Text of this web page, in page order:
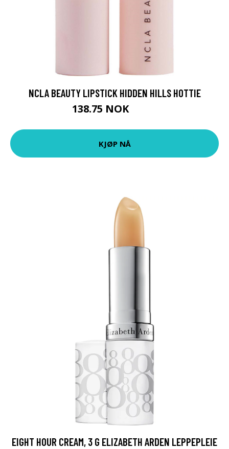
NCLA BEAUTY LIPSTICK HIDDEN HILLS HOTTIE
138.75 NOK
KJØP NÅ
EIGHT HOUR CREAM, 3 G ELIZABETH ARDEN LEPPEPLEIE